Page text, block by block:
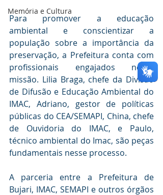
Memória e Cultura
Para promover a educação
ambiental e conscientizar a
população sobre a importância da
preservação, a Prefeitura conta com
profissionais engajados nessa
missão. Lilia Braga, chefe da Divisão
de Difusão e Educação Ambiental do
IMAC, Adriano, gestor de políticas
públicas do CEA/SEMAPI, China, chefe
de Ouvidoria do IMAC, e Paulo,
técnico ambiental do Imac, são peças
fundamentais nesse processo.
A parceria entre a Prefeitura de
Bujari, IMAC, SEMAPI e outros órgãos